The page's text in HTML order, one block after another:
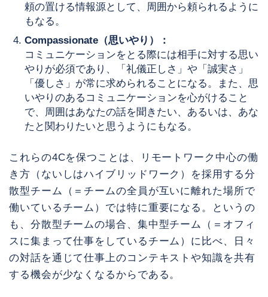
頼の置ける情報源として、周囲から頼られるように
もなる。
Compassionate（思いやり）：
コミュニケーションをとる際には相手に対する思い
やりが必須であり、「礼儀正しさ」や「誠実さ」
「優しさ」が常に求められることになる。また、思
いやりのあるコミュニケーションを心がけること
で、周囲はあなたの話を聞きたい、あるいは、あな
たと関わりたいと思うようにもなる。
これらの4Cを保つことは、リモートワーク中心の働
き方（ないしはハイブリッドワーク）を採用する分
散型チーム（＝チームの全員が互いに離れた場所で
働いているチーム）では特に重要になる。というの
も、分散型チームの場合、集中型チーム（＝オフィ
スに集まって仕事をしているチーム）に比べ、日々
の対話を通じて仕事上のコンテキストや知識を共有
する機会が少なくなるからである。